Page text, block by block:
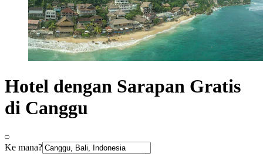
Hotel dengan Sarapan Gratis
di Canggu
Ke mana?